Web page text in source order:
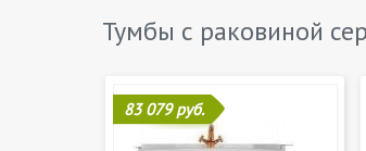
Тумбы с раковиной
83 079 руб.